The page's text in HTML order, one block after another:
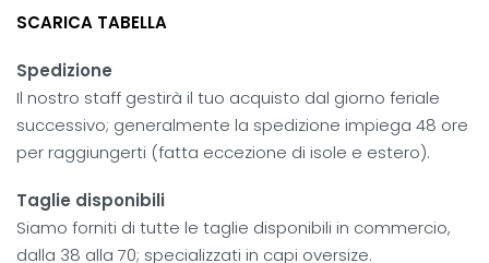
SCARICA TABELLA
Spedizione
Il nostro staff gestirà il tuo acquisto dal giorno feriale
successivo; generalmente la spedizione impiega 48 ore
per raggiungerti (fatta eccezione di isole e estero).
Taglie disponibili
Siamo forniti di tutte le taglie disponibili in commercio,
dalla 38 alla 70; specializzati in capi oversize.